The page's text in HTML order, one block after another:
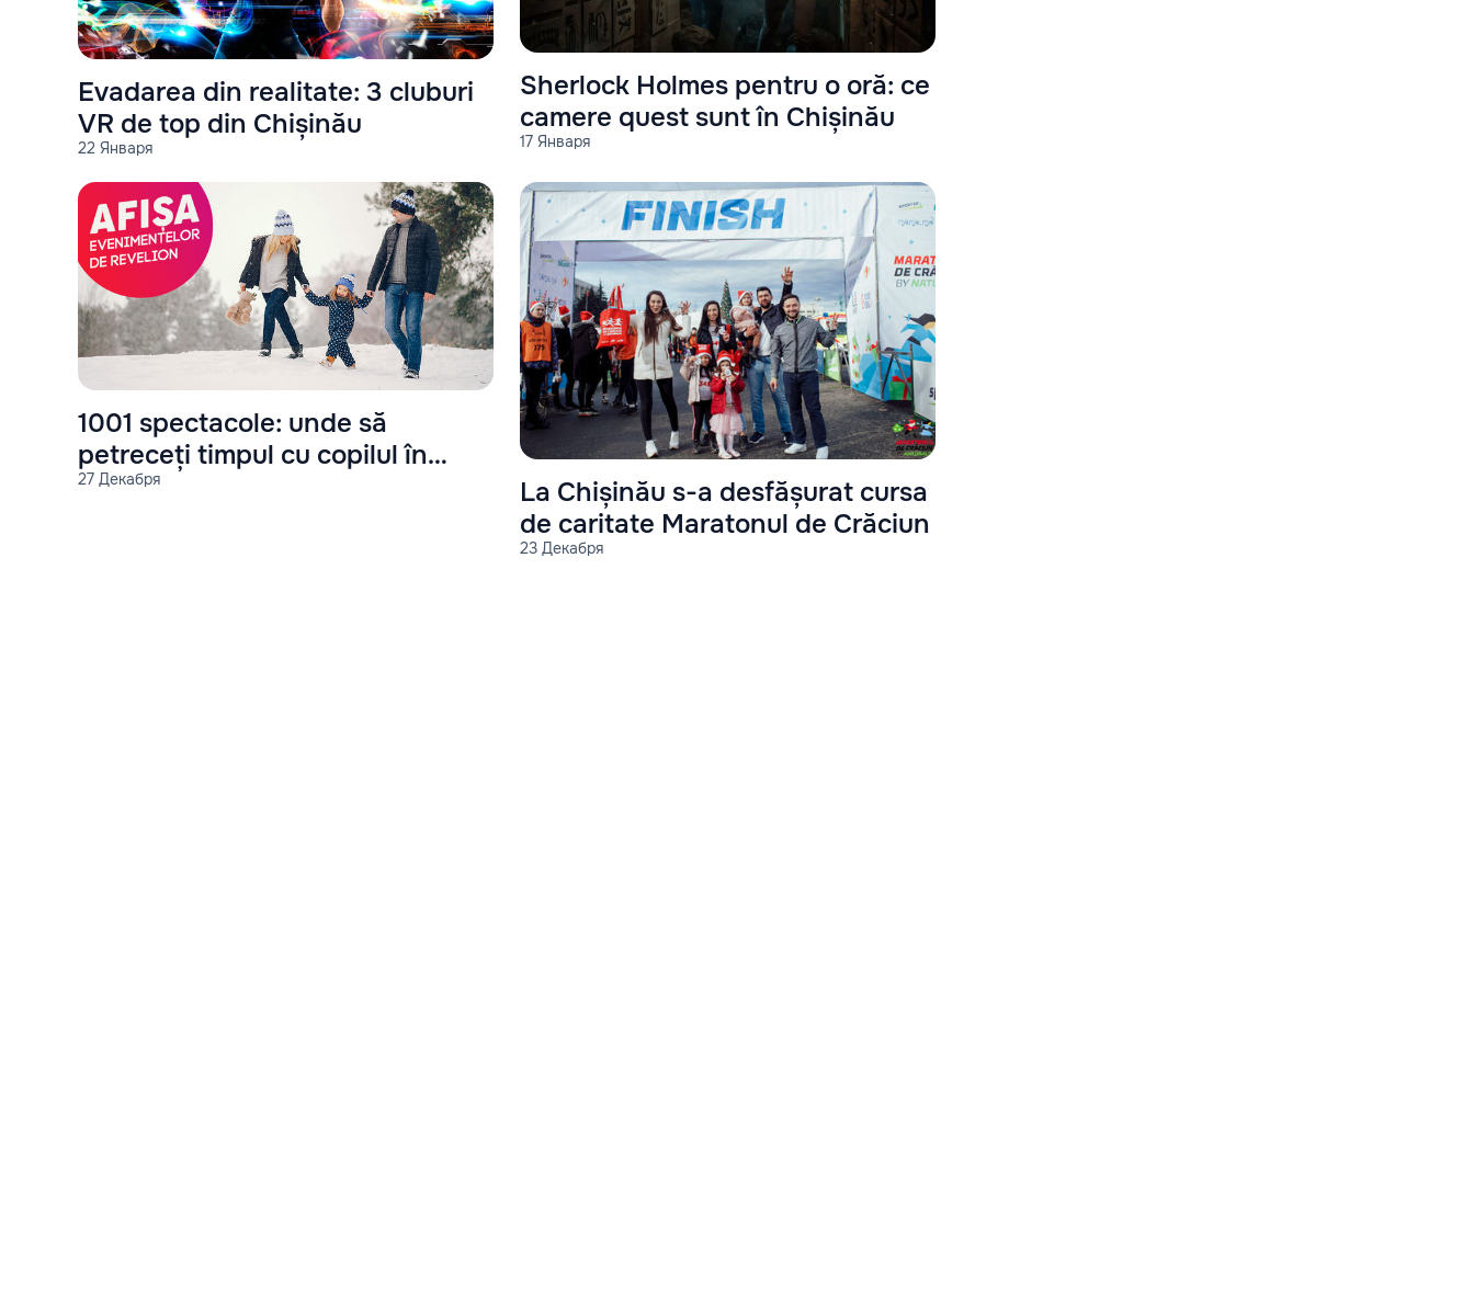
22 Января
Evadarea din realitate: 3 cluburi
VR de top din Chișinău
17 Января
Sherlock Holmes pentru o oră: ce
camere quest sunt în Chișinău
27 Декабря
1001 spectacole: unde să
petreceți timpul cu copilul în
vacanța de iarnă
23 Декабря
La Chișinău s-a desfășurat cursa
de caritate Maratonul de Crăciun